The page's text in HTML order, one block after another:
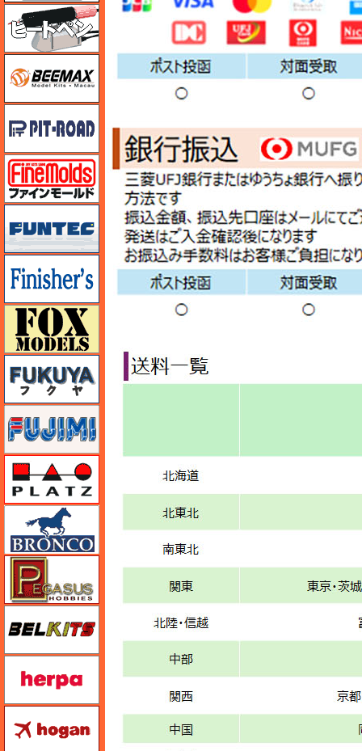
ヒートペン（十和田技研・ブレインファクトリー）
ファインモールド
funtec（ファンテック）
フィニッシャーズ
フォックスモデル（FOX MODELS）
ブロンコモデル（Bronco Models）
ヘルパ（herpa）
ホーガンウイングス